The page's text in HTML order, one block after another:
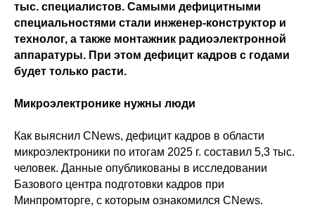
тыс. специалистов. Самыми дефицитными
специальностями стали инженер-конструктор и
технолог, а также монтажник радиоэлектронной
аппаратуры. При этом дефицит кадров с годами
будет только расти.
Микроэлектронике нужны люди
Как выяснил CNews, дефицит кадров в области
микроэлектроники по итогам 2025 г. составил 5,3 тыс.
человек. Данные опубликованы в исследовании
Базового центра подготовки кадров при
Минпромторге, с которым ознакомился CNews.